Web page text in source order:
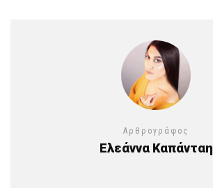
Αρθρογράφος
Ελεάννα Καπάνταη